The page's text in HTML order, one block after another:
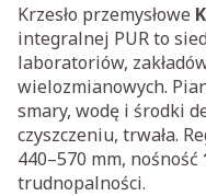
Krzesło przemysłowe
integralnej PUR to
laboratoriów,
wielozmianowych.
smary, wodę i środki
czyszczeniu, trwała.
440–570 mm, nośność
trudnopalności.